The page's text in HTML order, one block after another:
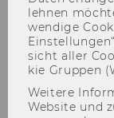
leh­nen
wen­di­ge
sicht aller
kie Grup­pen
Weitere
Website und